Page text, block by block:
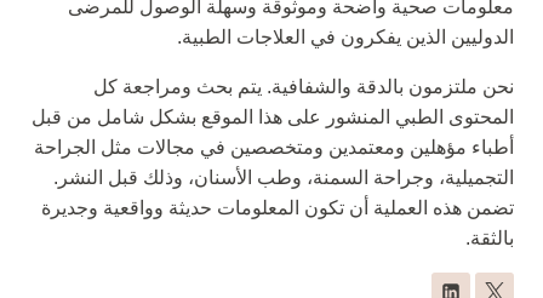
معلومات صحية واضحة وموثوقة وسهلة الوصول للمرضى
الدوليين الذين يفكرون في العلاجات الطبية.
نحن ملتزمون بالدقة والشفافية. يتم بحث ومراجعة كل
المحتوى الطبي المنشور على هذا الموقع بشكل شامل من قبل
أطباء مؤهلين ومعتمدين ومتخصصين في مجالات مثل الجراحة
التجميلية، وجراحة السمنة، وطب الأسنان، وذلك قبل النشر.
تضمن هذه العملية أن تكون المعلومات حديثة وواقعية وجديرة
بالثقة.